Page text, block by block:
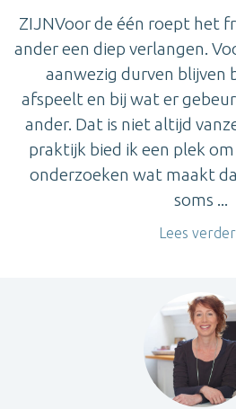
ZIJNVoor de één roept het
ander een diep verlangen.
aanwezig durven blijven
afspeelt en bij wat er
ander. Dat is niet altijd
praktijk bied ik een plek
onderzoeken wat maakt
soms ...
Lees verder